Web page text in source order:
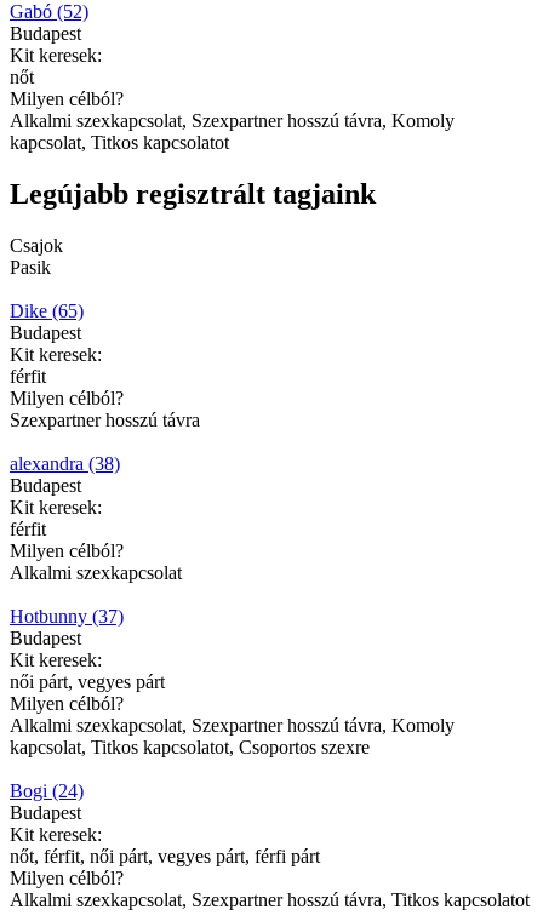
Gabó (52)
Budapest
Kit keresek:
nőt
Milyen célból?
Alkalmi szexkapcsolat, Szexpartner hosszú távra, Komoly
kapcsolat, Titkos kapcsolatot
Legújabb regisztrált tagjaink
Csajok
Pasik
Dike (65)
Budapest
Kit keresek:
férfit
Milyen célból?
Szexpartner hosszú távra
alexandra (38)
Budapest
Kit keresek:
férfit
Milyen célból?
Alkalmi szexkapcsolat
Hotbunny (37)
Budapest
Kit keresek:
női párt, vegyes párt
Milyen célból?
Alkalmi szexkapcsolat, Szexpartner hosszú távra, Komoly
kapcsolat, Titkos kapcsolatot, Csoportos szexre
Bogi (24)
Budapest
Kit keresek:
nőt, férfit, női párt, vegyes párt, férfi párt
Milyen célból?
Alkalmi szexkapcsolat, Szexpartner hosszú távra, Titkos kapcsolatot